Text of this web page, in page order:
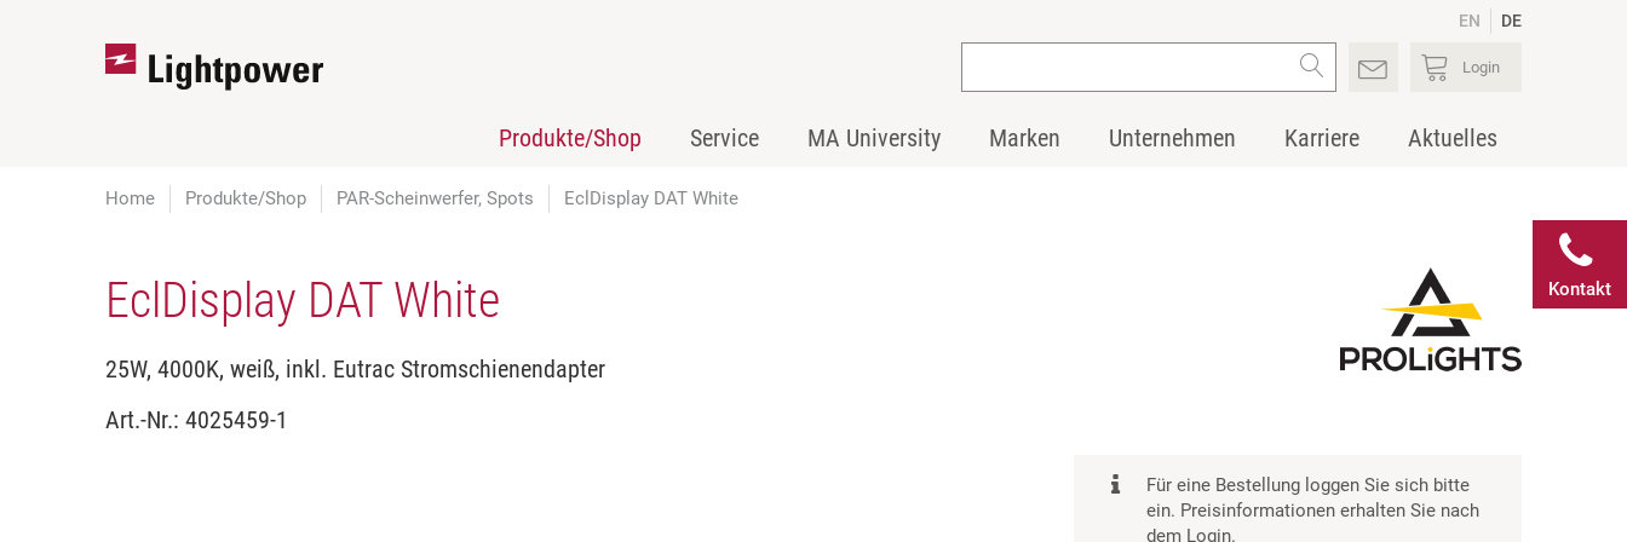
EN DE
Login
Produkte/Shop Service MA University Marken Unternehmen Karriere Aktuelles
Kontakt
Home Produkte/Shop PAR-Scheinwerfer, Spots EclDisplay DAT White
EclDisplay DAT White
25W, 4000K, weiß, inkl. Eutrac Stromschienendapter
Art.-Nr.: 4025459-1
Für eine Bestellung loggen Sie sich bitte
ein. Preisinformationen erhalten Sie nach
dem Login.